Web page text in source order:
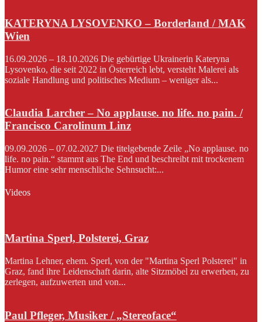
KATERYNA LYSOVENKO – Borderland / MAK
Wien
16.09.2026 – 18.10.2026 Die gebürtige Ukrainerin Kateryna
Lysovenko, die seit 2022 in Österreich lebt, versteht Malerei als
soziale Handlung und politisches Medium – weniger als...
Claudia Larcher – No applause. no life. no pain. /
Francisco Carolinum Linz
09.09.2026 – 07.02.2027 Die titelgebende Zeile „No applause. no
life. no pain.“ stammt aus The End und beschreibt mit trockenem
Humor eine sehr menschliche Sehnsucht:...
Videos
Martina Sperl, Polsterei, Graz
Martina Lehner, ehem. Sperl, von der "Martina Sperl Polsterei" in
Graz, fand ihre Leidenschaft darin, alte Sitzmöbel zu erwerben, zu
zerlegen, aufzuwerten und von...
Paul Pfleger, Musiker / „Stereoface“